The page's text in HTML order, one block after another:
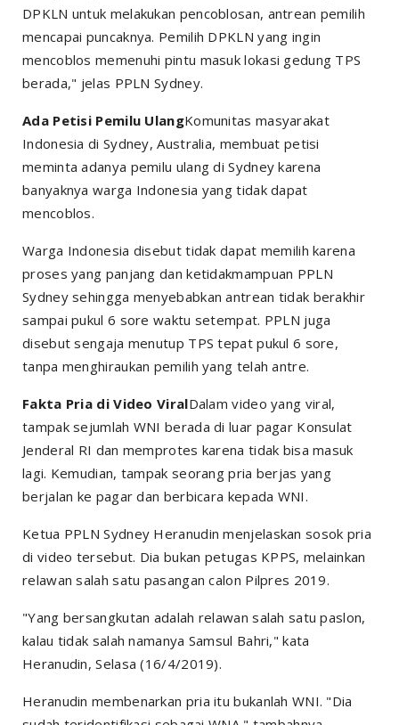
DPKLN untuk melakukan pencoblosan, antrean pemilih
mencapai puncaknya. Pemilih DPKLN yang ingin
mencoblos memenuhi pintu masuk lokasi gedung TPS
berada," jelas PPLN Sydney.
Ada Petisi Pemilu UlangKomunitas masyarakat
Indonesia di Sydney, Australia, membuat petisi
meminta adanya pemilu ulang di Sydney karena
banyaknya warga Indonesia yang tidak dapat
mencoblos.
Warga Indonesia disebut tidak dapat memilih karena
proses yang panjang dan ketidakmampuan PPLN
Sydney sehingga menyebabkan antrean tidak berakhir
sampai pukul 6 sore waktu setempat. PPLN juga
disebut sengaja menutup TPS tepat pukul 6 sore,
tanpa menghiraukan pemilih yang telah antre.
Fakta Pria di Video ViralDalam video yang viral,
tampak sejumlah WNI berada di luar pagar Konsulat
Jenderal RI dan memprotes karena tidak bisa masuk
lagi. Kemudian, tampak seorang pria berjas yang
berjalan ke pagar dan berbicara kepada WNI.
Ketua PPLN Sydney Heranudin menjelaskan sosok pria
di video tersebut. Dia bukan petugas KPPS, melainkan
relawan salah satu pasangan calon Pilpres 2019.
"Yang bersangkutan adalah relawan salah satu paslon,
kalau tidak salah namanya Samsul Bahri," kata
Heranudin, Selasa (16/4/2019).
Heranudin membenarkan pria itu bukanlah WNI. "Dia